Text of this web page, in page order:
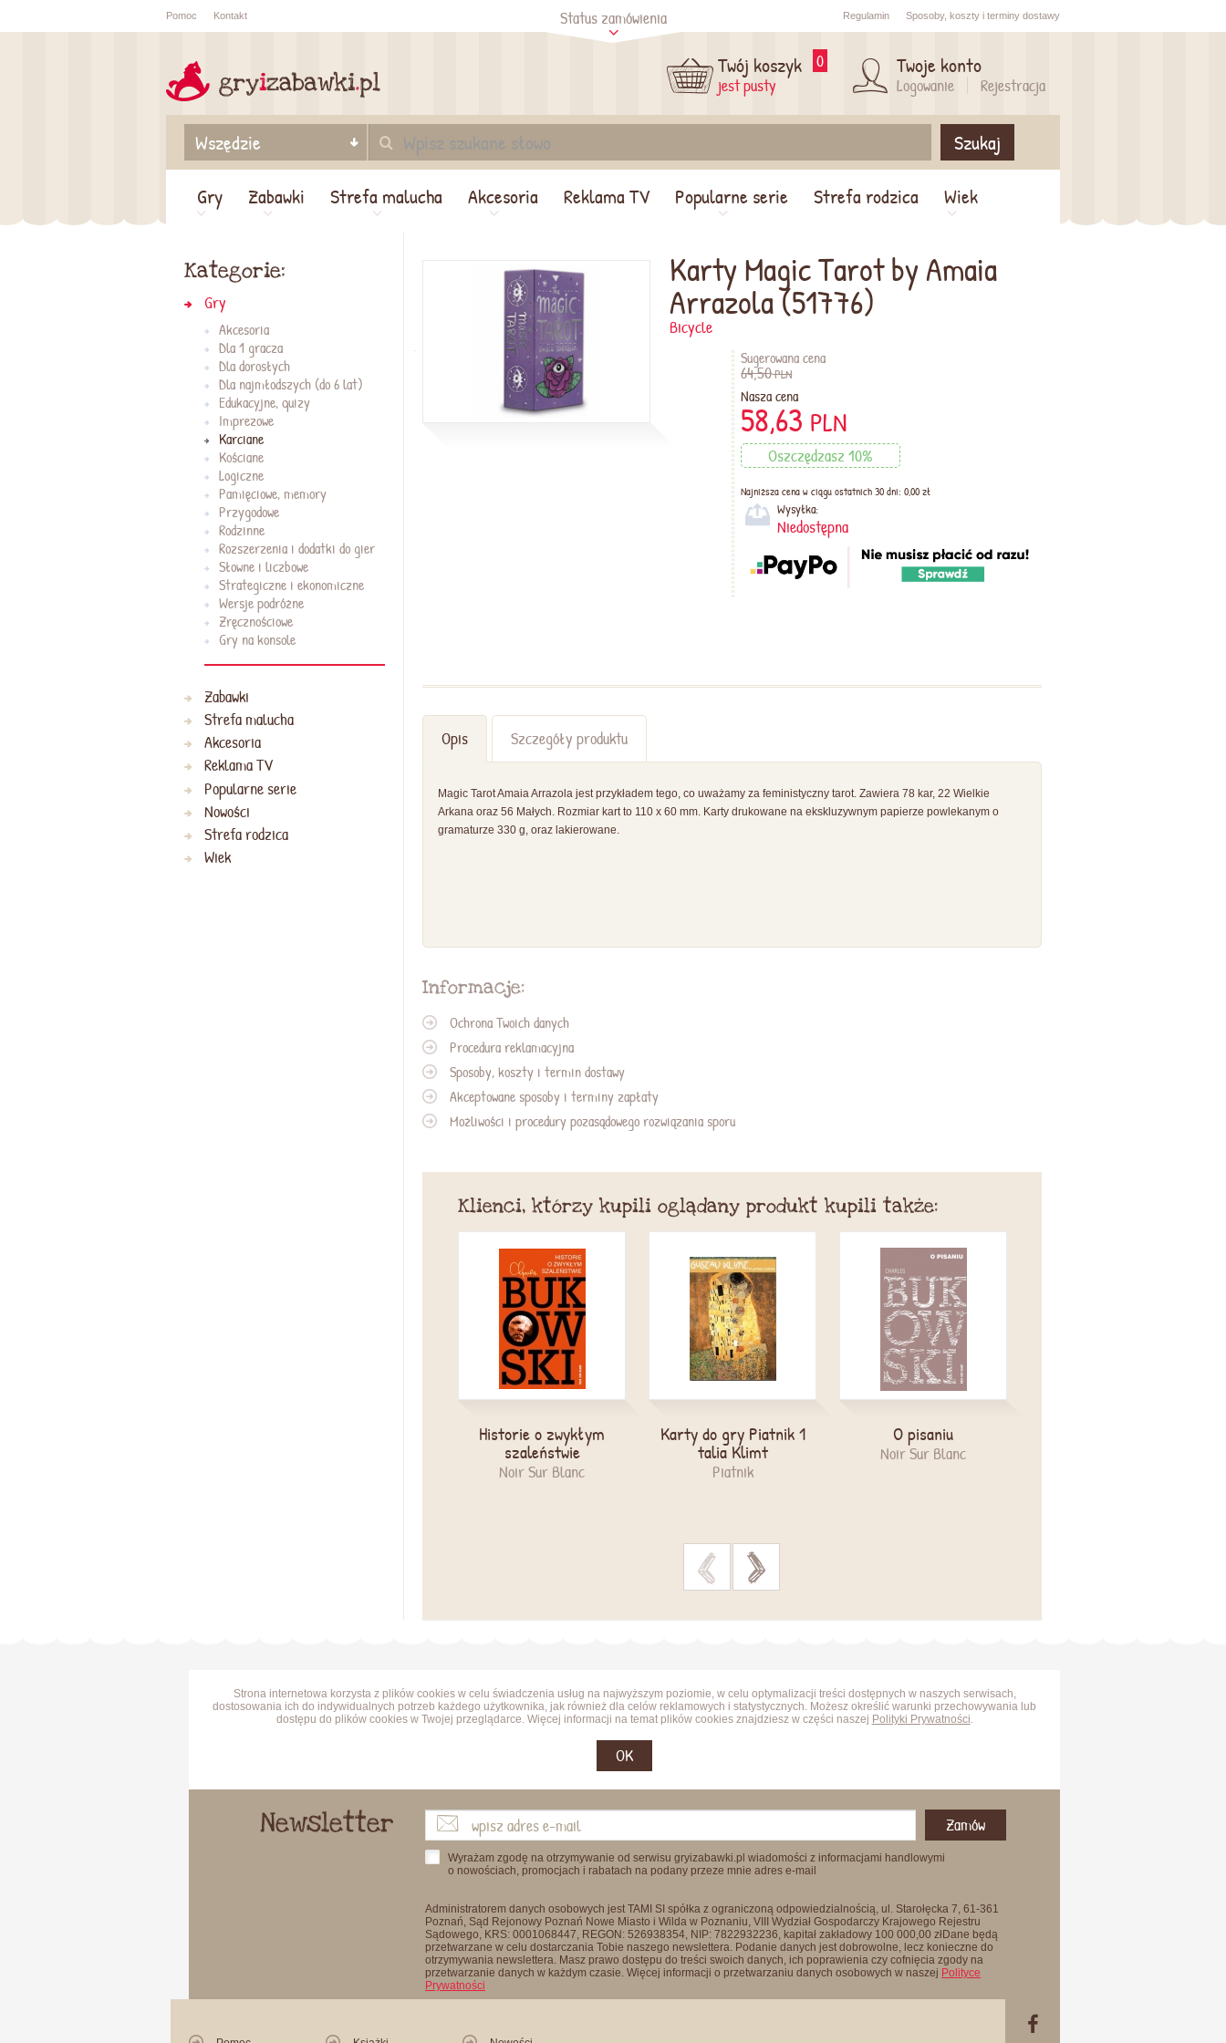
Sprawdź status Sprawdź
Pomoc Kontakt Status zamówienia Regulamin Sposoby, koszty i terminy dostawy
Twój koszyk
jest pusty
0 Twoje konto
Logowanie Rejestracja
Szukaj
Gry
Zabawki Strefa malucha Akcesoria Reklama TV Popularne serie Strefa rodzica Wiek
Karty Magic Tarot by Amaia
Arrazola (51776)
Bicycle
Sugerowana cena
64,50PLN
Nasza cena
58,63 PLN
Oszczędzasz 10%
Najniższa cena w ciągu ostatnich 30 dni: 0,00 zł
Wysyłka:
Niedostępna
Opis Szczegóły produktu
Magic Tarot Amaia Arrazola jest przykładem tego, co uważamy za feministyczny tarot. Zawiera 78 kar, 22 Wielkie
Arkana oraz 56 Małych. Rozmiar kart to 110 x 60 mm. Karty drukowane na ekskluzywnym papierze powlekanym o
gramaturze 330 g, oraz lakierowane.
Informacje:
Ochrona Twoich danych
Procedura reklamacyjna
Sposoby, koszty i termin dostawy
Akceptowane sposoby i terminy zapłaty
Możliwości i procedury pozasądowego rozwiązania sporu
Klienci, którzy kupili oglądany produkt kupili także:
Historie o zwykłym
szaleństwie
Noir Sur Blanc
Karty do gry Piatnik 1
talia Klimt
Piatnik
O pisaniu
Noir Sur Blanc
> >
Kategorie:
Gry
Akcesoria
Dla 1 gracza
Dla dorosłych
Dla najmłodszych (do 6 lat)
Edukacyjne, quizy
Imprezowe
Karciane
Kościane
Logiczne
Pamięciowe, memory
Przygodowe
Rodzinne
Rozszerzenia i dodatki do gier
Słowne i liczbowe
Strategiczne i ekonomiczne
Wersje podróżne
Zręcznościowe
Gry na konsole
Zabawki
Strefa malucha
Akcesoria
Reklama TV
Popularne serie
Nowości
Strefa rodzica
Wiek
Strona internetowa korzysta z plików cookies w celu świadczenia usług na najwyższym poziomie, w celu optymalizacji treści dostępnych w naszych serwisach,
dostosowania ich do indywidualnych potrzeb każdego użytkownika, jak również dla celów reklamowych i statystycznych. Możesz określić warunki przechowywania lub
dostępu do plików cookies w Twojej przeglądarce. Więcej informacji na temat plików cookies znajdziesz w części naszej Polityki Prywatności.
OK
Newsletter Zamów
Wyrażam zgodę na otrzymywanie od serwisu gryizabawki.pl wiadomości z informacjami handlowymi
o nowościach, promocjach i rabatach na podany przeze mnie adres e-mail
Administratorem danych osobowych jest TAMI SI spółka z ograniczoną odpowiedzialnością, ul. Starołęcka 7, 61-361
Poznań, Sąd Rejonowy Poznań Nowe Miasto i Wilda w Poznaniu, VIII Wydział Gospodarczy Krajowego Rejestru
Sądowego, KRS: 0001068447, REGON: 526938354, NIP: 7822932236, kapitał zakładowy 100 000,00 złDane będą
przetwarzane w celu dostarczania Tobie naszego newslettera. Podanie danych jest dobrowolne, lecz konieczne do
otrzymywania newslettera. Masz prawo dostępu do treści swoich danych, ich poprawienia czy cofnięcia zgody na
przetwarzanie danych w każdym czasie. Więcej informacji o przetwarzaniu danych osobowych w naszej Polityce
Prywatności